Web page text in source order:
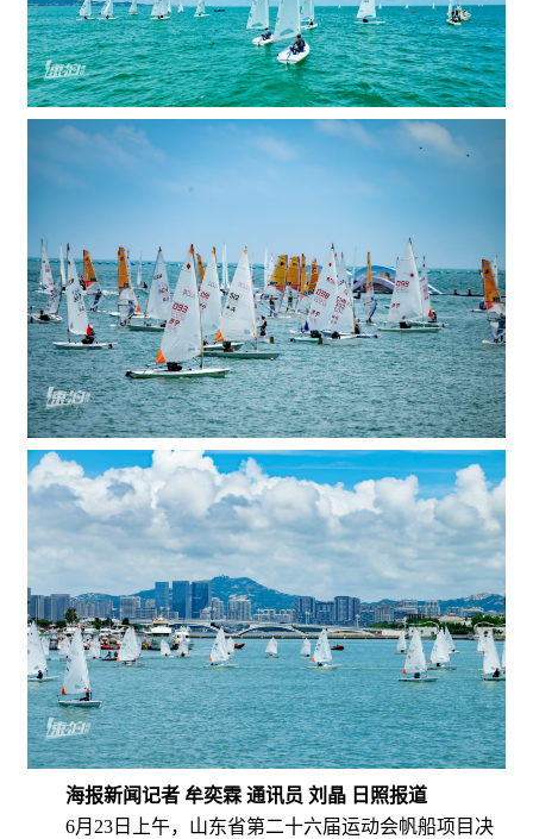
海报新闻记者 牟奕霖 通讯员 刘晶 日照报道
6月23日上午，山东省第二十六届运动会帆船项目决